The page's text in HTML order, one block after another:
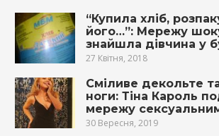
“Купила хліб,
його…”: Мережу
знайшла дівчина у
27 Квітня, 2018
Сміливе декольте
ноги: Тіна Кароль
мережу
30 Вересня, 2019